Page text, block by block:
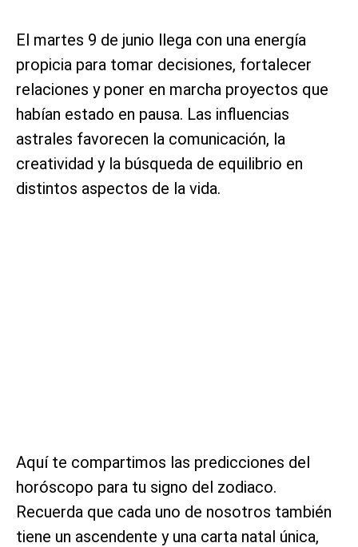
El martes 9 de junio llega con una energía
propicia para tomar decisiones, fortalecer
relaciones y poner en marcha proyectos que
habían estado en pausa. Las influencias
astrales favorecen la comunicación, la
creatividad y la búsqueda de equilibrio en
distintos aspectos de la vida.
Aquí te compartimos las predicciones del
horóscopo para tu signo del zodiaco.
Recuerda que cada uno de nosotros también
tiene un ascendente y una carta natal única,